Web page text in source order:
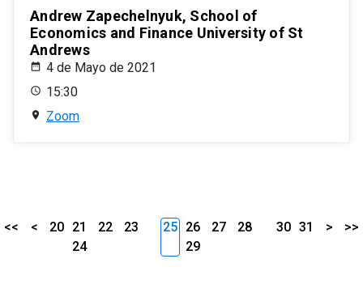
Andrew Zapechelnyuk, School of
Economics and Finance University of St
Andrews
4 de Mayo de 2021
15:30
Zoom
<< < 20 21 22
23
24
25 26 27
28
29
30 31 > >>